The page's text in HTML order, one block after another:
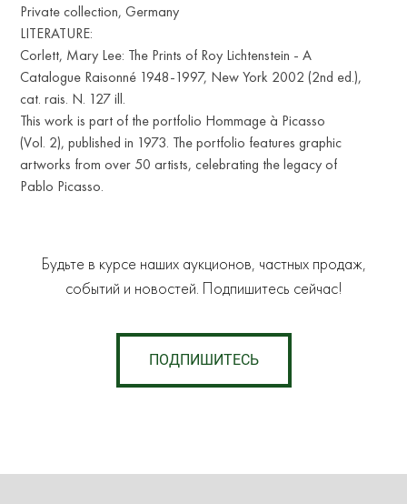
Private collection, Germany
LITERATURE:
Corlett, Mary Lee: The Prints of Roy Lichtenstein - A
Catalogue Raisonné 1948-1997, New York 2002 (2nd ed.),
cat. rais. N. 127 ill.
This work is part of the portfolio Hommage à Picasso
(Vol. 2), published in 1973. The portfolio features graphic
artworks from over 50 artists, celebrating the legacy of
Pablo Picasso.
Будьте в курсе наших аукционов, частных продаж,
событий и новостей. Подпишитесь сейчас!
ПОДПИШИТЕСЬ